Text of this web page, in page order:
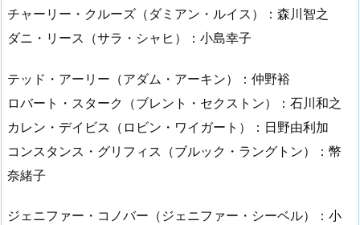
チャーリー・クルーズ（ダミアン・ルイス）：森川智之
ダニ・リース（サラ・シャヒ）：小島幸子
テッド・アーリー（アダム・アーキン）：仲野裕
ロバート・スターク（ブレント・セクストン）：石川和之
カレン・デイビス（ロビン・ワイガート）：日野由利加
コンスタンス・グリフィス（ブルック・ラングトン）：幣
奈緒子
ジェニファー・コノバー（ジェニファー・シーベル）：小